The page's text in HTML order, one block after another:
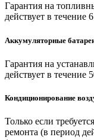
Гарантия на
действует в течение
Аккумуляторные
Гарантия на
действует в течение
Кондиционирование
Только если
ремонта (в период